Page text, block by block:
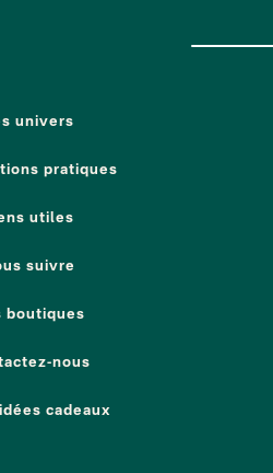
univers
pratiques
utiles
suivre
boutiques
nous
cadeaux